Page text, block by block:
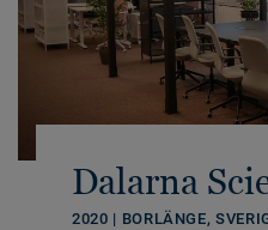
Dalarna
2020 | BORLÄNGE,